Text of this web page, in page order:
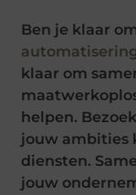
Ben je klaar
klaar om
helpen.
jouw ambities
diensten.
jouw